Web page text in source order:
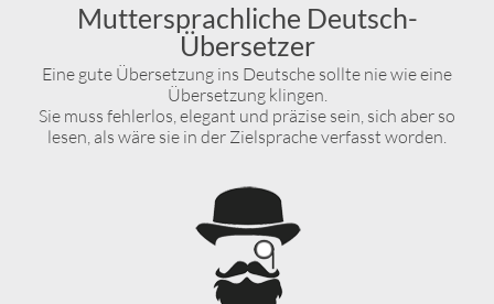
Muttersprachliche Deutsch-
Übersetzer
Eine gute Übersetzung ins Deutsche sollte nie wie eine
Übersetzung klingen.
Sie muss fehlerlos, elegant und präzise sein, sich aber so
lesen, als wäre sie in der Zielsprache verfasst worden.